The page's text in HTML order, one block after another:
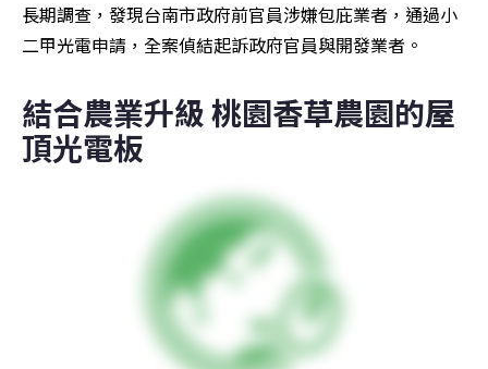
長期調查，發現台南市政府前官員涉嫌包庇業者，通過小
二甲光電申請，全案偵結起訴政府官員與開發業者。
結合農業升級 桃園香草農園的屋
頂光電板